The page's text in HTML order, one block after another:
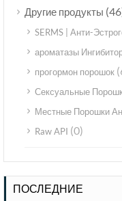
Другие продукты
SERMS | Анти-
ароматазы
прогормон порошок
Сексуальные
Местные Порошки
Raw API (0)
ПОСЛЕДНИЕ